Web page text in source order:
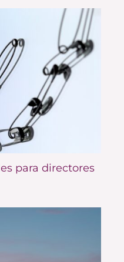
para directores